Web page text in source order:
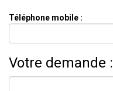
Téléphone mobile :
Votre demande :